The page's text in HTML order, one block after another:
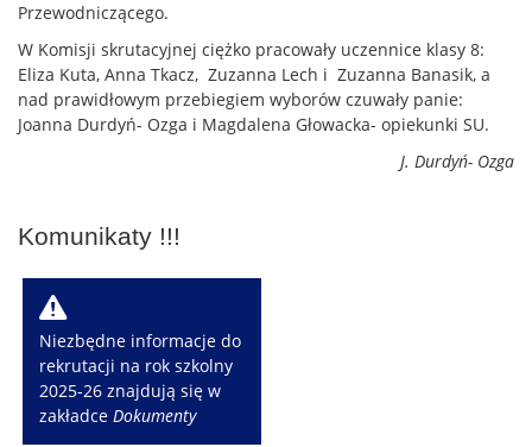
Przewodniczącego.
W Komisji skrutacyjnej ciężko pracowały uczennice klasy 8:
Eliza Kuta, Anna Tkacz, Zuzanna Lech i Zuzanna Banasik, a
nad prawidłowym przebiegiem wyborów czuwały panie:
Joanna Durdyń- Ozga i Magdalena Głowacka- opiekunki SU.
J. Durdyń- Ozga
Komunikaty !!!
W
Niezbędne informacje do
rekrutacji na rok szkolny
2025-26 znajdują się w
zakładceDokumenty